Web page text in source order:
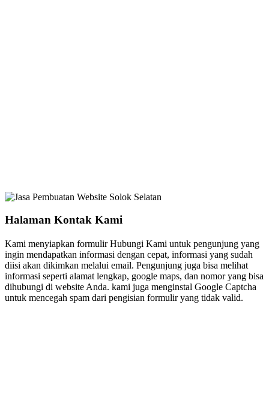
Halaman Kontak Kami
Kami menyiapkan formulir Hubungi Kami untuk pengunjung yang
ingin mendapatkan informasi dengan cepat, informasi yang sudah
diisi akan dikimkan melalui email. Pengunjung juga bisa melihat
informasi seperti alamat lengkap, google maps, dan nomor yang bisa
dihubungi di website Anda. kami juga menginstal Google Captcha
untuk mencegah spam dari pengisian formulir yang tidak valid.